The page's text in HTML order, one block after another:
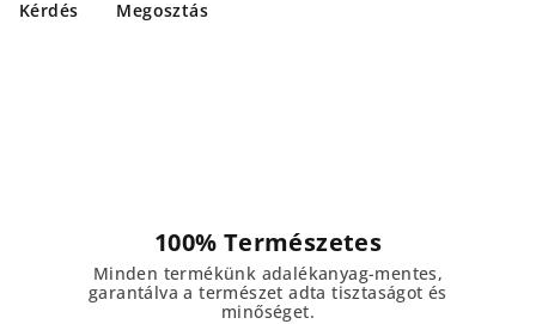
Kérdés Megosztás
100% Természetes
Minden termékünk adalékanyag-mentes,
garantálva a természet adta tisztaságot és
minőséget.